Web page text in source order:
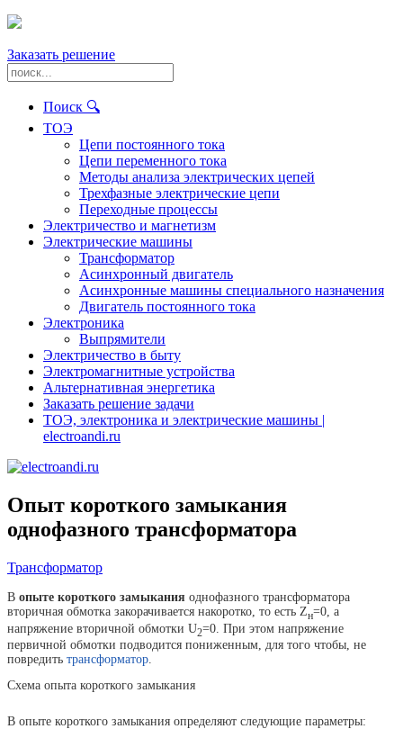
Заказать решение
Поиск 🔍
ТОЭ
Цепи постоянного тока
Цепи переменного тока
Методы анализа электрических цепей
Трехфазные электрические цепи
Переходные процессы
Электричество и магнетизм
Электрические машины
Трансформатор
Асинхронный двигатель
Асинхронные машины специального назначения
Двигатель постоянного тока
Электроника
Выпрямители
Электричество в быту
Электромагнитные устройства
Альтернативная энергетика
Заказать решение задачи
ТОЭ, электроника и электрические машины |
electroandi.ru
Опыт короткого замыкания
однофазного трансформатора
Трансформатор
В опыте короткого замыкания однофазного трансформатора
вторичная обмотка закорачивается накоротко, то есть Zн=0, а
напряжение вторичной обмотки U2=0. При этом напряжение
первичной обмотки подводится пониженным, для того чтобы, не
повредить трансформатор.
Схема опыта короткого замыкания
В опыте короткого замыкания определяют следующие параметры: